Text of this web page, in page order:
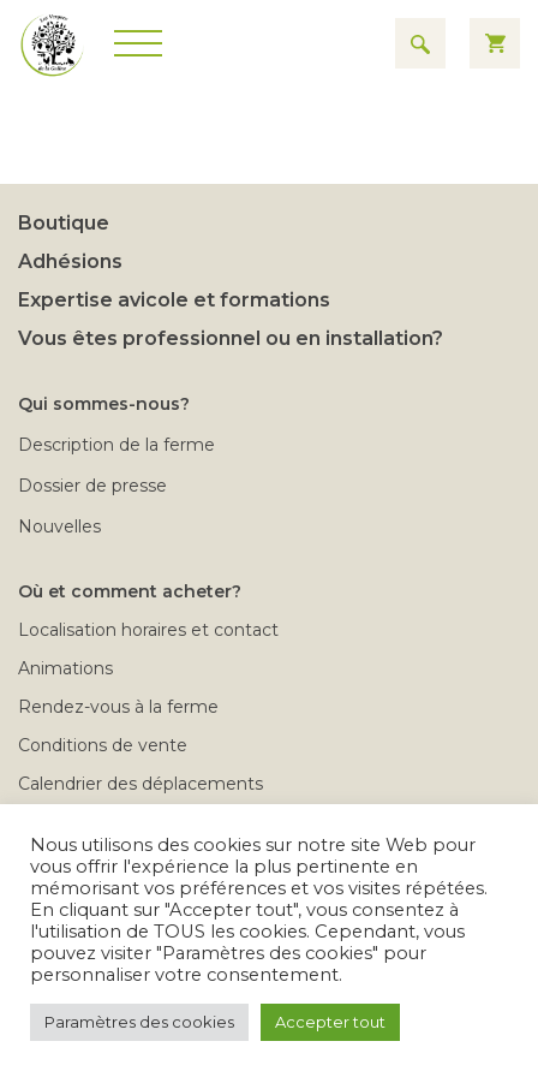
Tous droits réservés © 2026
Boutique
Adhésions
Expertise avicole et formations
Vous êtes professionnel ou en installation?
Qui sommes-nous?
Description de la ferme
Dossier de presse
Nouvelles
Où et comment acheter?
Localisation horaires et contact
Animations
Rendez-vous à la ferme
Conditions de vente
Calendrier des déplacements
Nous utilisons des cookies sur notre site Web pour
vous offrir l'expérience la plus pertinente en
mémorisant vos préférences et vos visites répétées.
En cliquant sur "Accepter tout", vous consentez à
l'utilisation de TOUS les cookies. Cependant, vous
pouvez visiter "Paramètres des cookies" pour
personnaliser votre consentement.
Paramètres des cookies Accepter tout